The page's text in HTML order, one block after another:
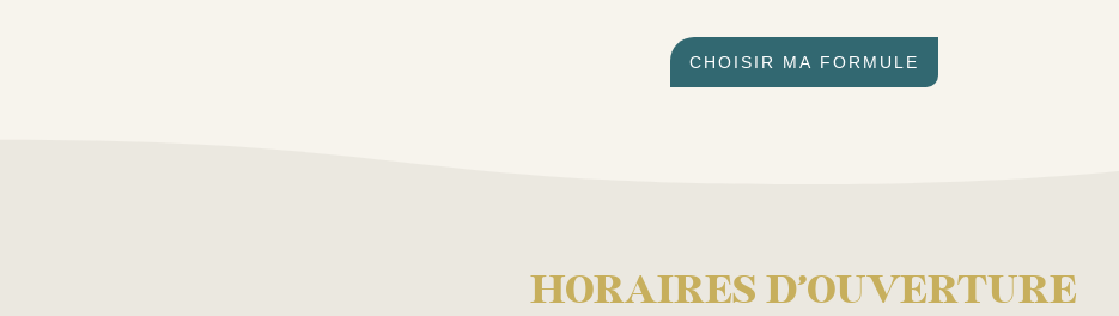
CHOISIR MA FORMULE
HORAIRES D’OUVERTURE